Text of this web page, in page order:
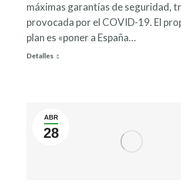
máximas garantías de seguridad,
provocada por el COVID-19. El
plan es «poner a España…
Detalles
ABR
28